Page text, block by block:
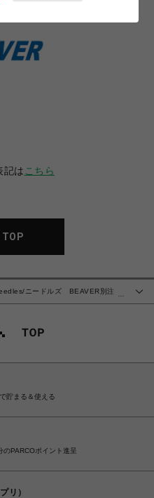
記は こちら
TOP
…
ニードルズ BEAVER別注
貯まる＆使える
PARCOポイント進呈
リ）